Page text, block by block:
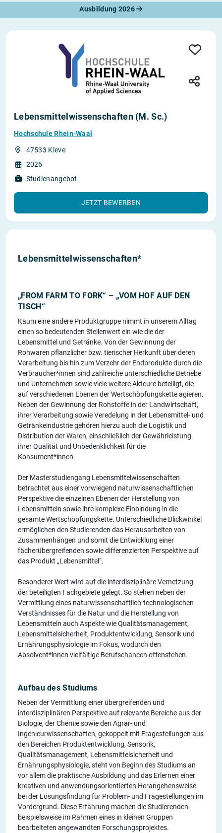
Ausbildung 2026
Lebensmittelwissenschaften (M. Sc.)
Hochschule Rhein-Waal
47533 Kleve
2026
Studienangebot
JETZT BEWERBEN
Lebensmittelwissenschaften*
„FROM FARM TO FORK“ – „VOM HOF AUF DEN
TISCH“
Kaum eine andere Produktgruppe nimmt in unserem Alltag
einen so bedeutenden Stellenwert ein wie die der
Lebensmittel und Getränke. Von der Gewinnung der
Rohwaren pflanzlicher bzw. tierischer Herkunft über deren
Verarbeitung bis hin zum Verzehr der Endprodukte durch die
Verbraucher*innen sind zahlreiche unterschiedliche Betriebe
und Unternehmen sowie viele weitere Akteure beteiligt, die
auf verschiedenen Ebenen der Wertschöpfungskette agieren.
Neben der Gewinnung der Rohstoffe in der Landwirtschaft,
ihrer Verarbeitung sowie Veredelung in der Lebensmittel- und
Getränkeindustrie gehören hierzu auch die Logistik und
Distribution der Waren, einschließlich der Gewährleistung
ihrer Qualität und Unbedenklichkeit für die
Konsument*innen.
Der Masterstudiengang Lebensmittelwissenschaften
betrachtet aus einer vorwiegend naturwissenschaftlichen
Perspektive die einzelnen Ebenen der Herstellung von
Lebensmitteln sowie ihre komplexe Einbindung in die
gesamte Wertschöpfungskette. Unterschiedliche Blickwinkel
ermöglichen den Studierenden das Herausarbeiten von
Zusammenhängen und somit die Entwicklung einer
fächerübergreifenden sowie differenzierten Perspektive auf
das Produkt „Lebensmittel“.
Besonderer Wert wird auf die interdisziplinäre Vernetzung
der beteiligten Fachgebiete gelegt. So stehen neben der
Vermittlung eines naturwissenschaftlich-technologischen
Verständnisses für die Natur und die Herstellung von
Lebensmitteln auch Aspekte wie Qualitätsmanagement,
Lebensmittelsicherheit, Produktentwicklung, Sensorik und
Ernährungsphysiologie im Fokus, wodurch den
Absolvent*innen vielfältige Berufschancen offenstehen.
Aufbau des Studiums
Neben der Vermittlung einer übergreifenden und
interdisziplinären Perspektive auf relevante Bereiche aus der
Biologie, der Chemie sowie den Agrar- und
Ingenieurwissenschaften, gekoppelt mit Fragestellungen aus
den Bereichen Produktentwicklung, Sensorik,
Qualitätsmanagement, Lebensmittelsicherheit und
Ernährungsphysiologie, steht von Beginn des Studiums an
vor allem die praktische Ausbildung und das Erlernen einer
kreativen und anwendungsorientierten Herangehensweise
bei der Lösungsfindung für Problem- und Fragestellungen im
Vordergrund. Diese Erfahrung machen die Studierenden
beispielsweise im Rahmen eines in kleinen Gruppen
bearbeiteten angewandten Forschungsprojektes.